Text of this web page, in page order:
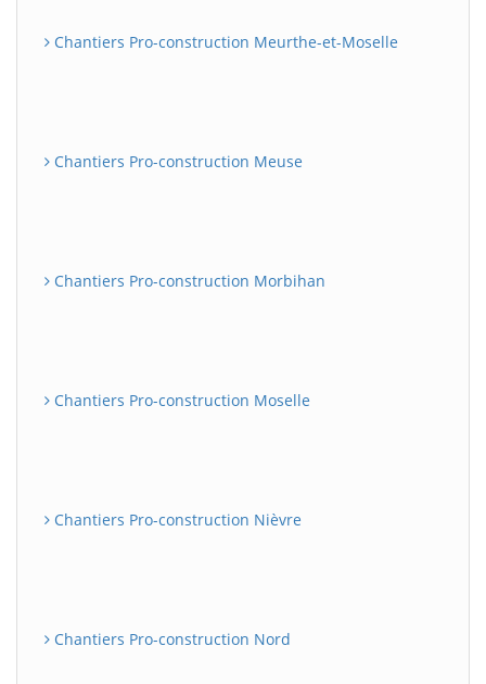
Chantiers Pro-construction Meurthe-et-Moselle
Chantiers Pro-construction Meuse
Chantiers Pro-construction Morbihan
Chantiers Pro-construction Moselle
Chantiers Pro-construction Nièvre
Chantiers Pro-construction Nord